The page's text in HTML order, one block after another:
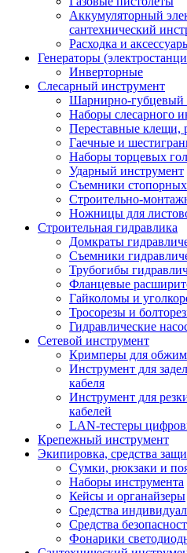
Аккумуляторный
сантехнический
Расходка и
Генераторы
Инверторные
Слесарный инструмент
Шарнирно-губцевый
Наборы слесарного
Переставные клещи,
Гаечные и
Наборы торцевых
Ударный инструмент
Съемники стопорных
Строительно-
Ножницы для
Строительная гидравлика
Домкраты
Съемники
Трубогибы
Фланцевые
Гайколомы и
Тросорезы и
Гидравлические
Сетевой инструмент
Кримперы для
Инструмент для
кабеля
Инструмент для
кабелей
LAN-тестеры
Крепежный инструмент
Экипировка, средства
Сумки, рюкзаки и
Наборы инструмента
Кейсы и органайзеры
Средства
Средства
Фонарики